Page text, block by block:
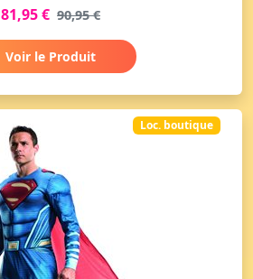
81,95 € 90,95 €
Voir le Produit
Loc. boutique